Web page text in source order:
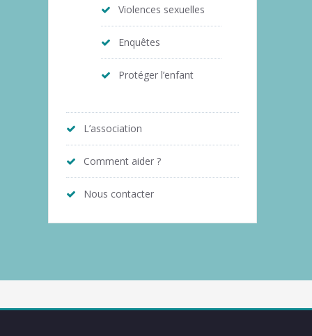
Violences sexuelles
Enquêtes
Protéger l’enfant
L’association
Comment aider ?
Nous contacter